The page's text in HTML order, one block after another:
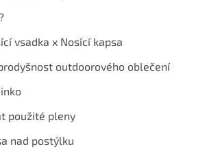
vsadka x Nosící kapsa
outdoorového oblečení
použité pleny
nad postýlku